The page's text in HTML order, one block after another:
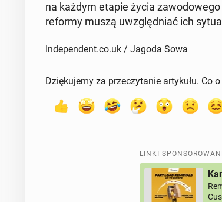
na każdym etapie życia
reformy muszą uwzględ­niać ich
Independent.co.uk / Jagoda Sowa
Dziękujemy za przeczytanie artykułu. Co
LINKI